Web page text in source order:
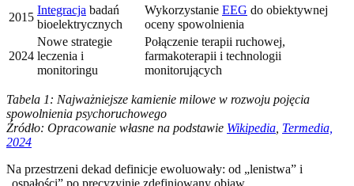
2015
Integracja badań
bioelektrycznych
Wykorzystanie EEG do obiektywnej
oceny spowolnienia
2024
Nowe strategie
leczenia i
monitoringu
Połączenie terapii ruchowej,
farmakoterapii i technologii
monitorujących
Tabela 1: Najważniejsze kamienie milowe w rozwoju pojęcia
spowolnienia psychoruchowego
Źródło: Opracowanie własne na podstawie Wikipedia Termedia,
2024
Na przestrzeni dekad definicje ewoluowały: od „lenistwa” i
„ospałości” po precyzyjnie zdefiniowany objaw